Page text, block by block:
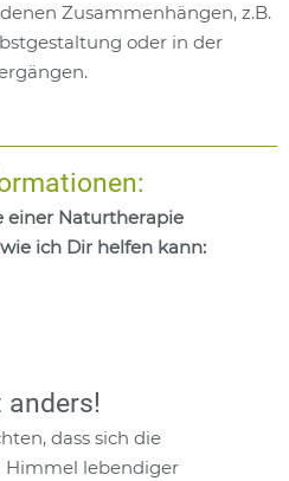
Zusammenhängen, z.B.
oder in der
einer Naturtherapie
ich Dir helfen kann:
anders!
dass sich die
lebendiger